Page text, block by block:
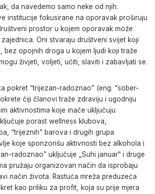
da navedemo samo neke od njih.
institucije fokusirane na oporavak proširuju
prostor u kojem oporavak može
Oni stvaraju društveni svijet koji
bez opojnih droga u kojem ljudi koji traže
živjeti, voljeti, učiti, slaviti i zabavljati se.
pokret “trijezan-radoznao” (eng. “sober-
čiji članovi traže zdraviju i ugodniju
aktivnostima koje inače uključuju
porast wellness klubova,
“trijeznih” barova i drugih grupa
koje sponzorišu aktivnosti bez alkohola i
radoznao” uključuje „Suhi januar“ i druge
pružaju organizovan način da isprobaju
način života. Rastuća mreža preduzeća
kao priliku za profit, koja su prije mjera